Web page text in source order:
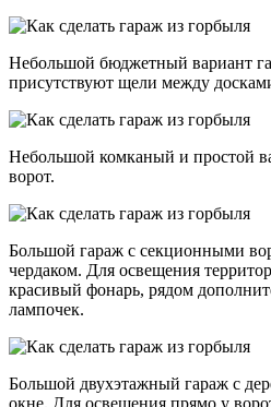
Небольшой бюджетный вариант
присутствуют щели между
Небольшой комканый и простой
ворот.
Большой гараж с секционными
чердаком. Для освещения
красивый фонарь, рядом
лампочек.
Большой двухэтажный гараж с